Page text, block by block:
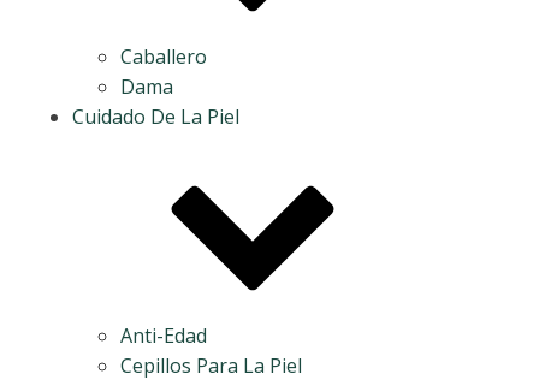
Caballero
Dama
Cuidado De La Piel
Anti-Edad
Cepillos Para La Piel